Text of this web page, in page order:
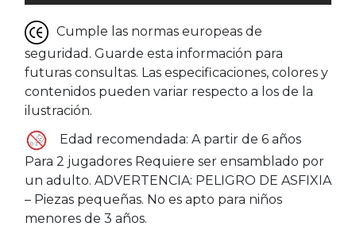
Cumple las normas europeas de
seguridad. Guarde esta información para
futuras consultas. Las especificaciones, colores y
contenidos pueden variar respecto a los de la
ilustración.
Edad recomendada: A partir de 6 años
Para 2 jugadores Requiere ser ensamblado por
un adulto. ADVERTENCIA: PELIGRO DE ASFIXIA
– Piezas pequeñas. No es apto para niños
menores de 3 años.